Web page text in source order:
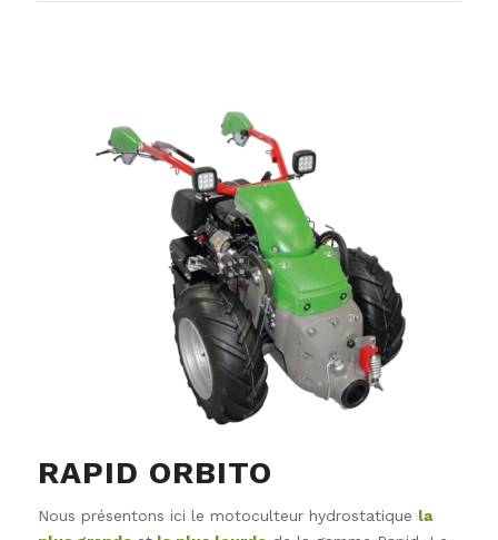
RAPID ORBITO
Nous présentons ici le motoculteur hydrostatique la